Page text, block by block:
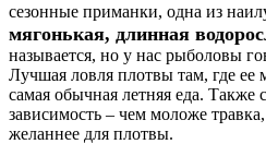
сезонные приманки, одна из
мягонькая, длинная
называется, но у нас рыболовы
Лучшая ловля плотвы там, где ее
самая обычная летняя еда. Также
зависимость – чем моложе
желаннее для плотвы.